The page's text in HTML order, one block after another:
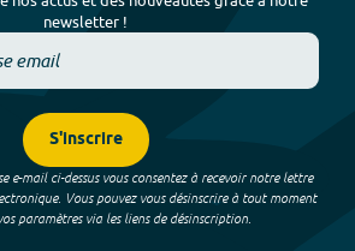
newsletter !
S'inscrire
e-mail ci-dessus vous consentez à recevoir notre lettre
Vous pouvez vous désinscrire à tout moment
paramètres via les liens de désinscription.